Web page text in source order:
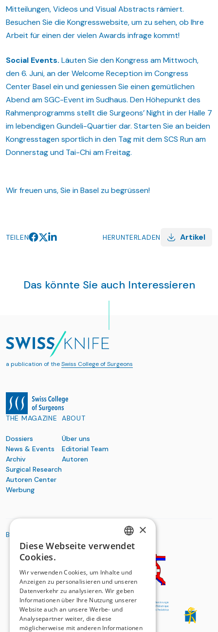
Mitteilungen, Videos und Visual Abstracts rämiert.
Besuchen Sie die Kongresswebsite, um zu sehen, ob Ihre
Arbeit für einen der vielen Awards infrage kommt!
Social Events. Läuten Sie den Kongress am Mittwoch,
den 6. Juni, an der Welcome Reception im Congress
Center Basel ein und geniessen Sie einen gemütlichen
Abend am SGC-Event im Sudhaus. Den Höhepunkt des
Rahmenprogramms stellt die Surgeons’ Night in der Halle 7
im lebendigen Gundeli-Quartier dar. Starten Sie an beiden
Kongresstagen sportlich in den Tag mit dem SCS Run am
Donnerstag und Tai-Chi am Freitag.
Wir freuen uns, Sie in Basel zu begrüssen!
TEILEN HERUNTERLADEN Artikel
Das könnte Sie auch Interessieren
a publication of theSwiss College of Surgeons
THE MAGAZINE
Dossiers
News & Events
Archiv
Surgical Research
Autoren Center
Werbung
ABOUT
Über uns
Editorial Team
Autoren
BASIC ORGANIZATIONS
GERMAN
×
Diese Webseite verwendet
Cookies.
Wir verwenden Cookies, um Inhalte und
Anzeigen zu personalisieren und unseren
Datenverkehr zu analysieren. Wir geben
Informationen über Ihre Nutzung unserer
Website auch an unsere Werbe- und
Analysepartner weiter, die diese
möglicherweise mit anderen Informationen